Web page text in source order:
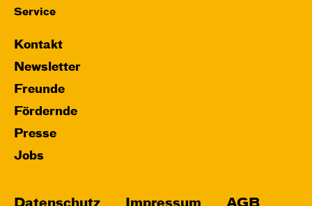
Service
Kontakt
Newsletter
Freunde
Fördernde
Presse
Jobs